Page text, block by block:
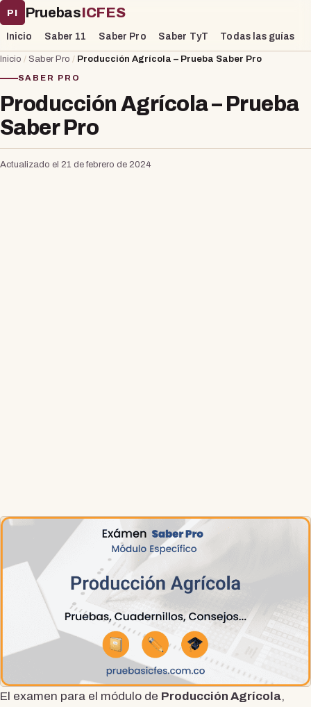
PI PruebasICFES
Inicio Saber 11 Saber Pro Saber TyT Todas las guías
Inicio / Saber Pro / Producción Agrícola – Prueba Saber Pro
SABER PRO
Producción Agrícola – Prueba
Saber Pro
Actualizado el 21 de febrero de 2024
El examen para el módulo de Producción Agrícola,